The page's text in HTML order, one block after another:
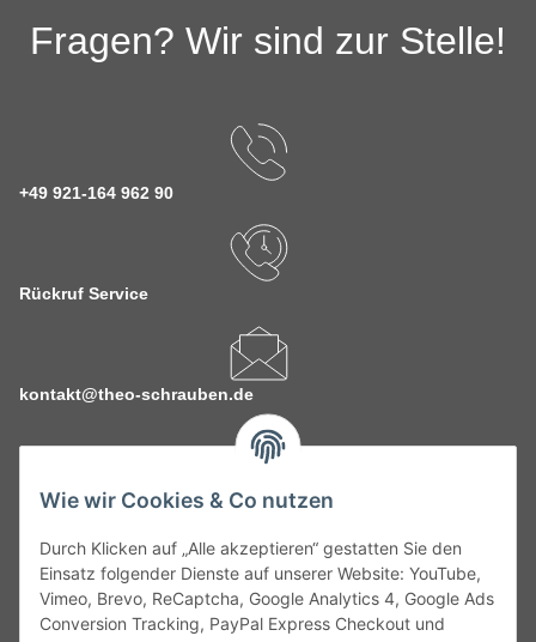
Wie wir Cookies & Co nutzen
Durch Klicken auf „Alle akzeptieren“ gestatten Sie den
Einsatz folgender Dienste auf unserer Website: YouTube,
Vimeo, Brevo, ReCaptcha, Google Analytics 4, Google Ads
Conversion Tracking, PayPal Express Checkout und
Fragen? Wir sind zur Stelle!
+49 921-164 962 90
Rückruf Service
kontakt@theo-schrauben.de
Service
Gesetzliche Informationen